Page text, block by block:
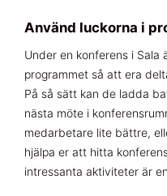
Använd luckorna i
Under en konferens i
programmet så att era
På så sätt kan de ladda
nästa möte i
medarbetare lite bättre,
hjälpa er att hitta
intressanta aktiviteter är